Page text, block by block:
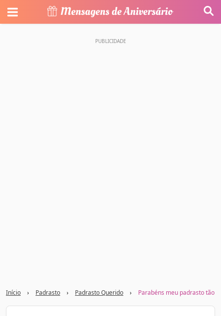
Início › Padrasto › Padrasto Querido › Parabéns meu padrasto tão